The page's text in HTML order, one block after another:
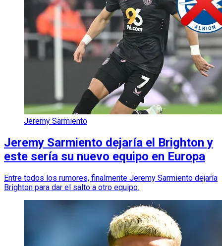
Jeremy Sarmiento
Jeremy Sarmiento dejaría el Brighton y
este sería su nuevo equipo en Europa
Entre todos los rumores, finalmente Jeremy Sarmiento dejaría
Brighton para dar el salto a otro equipo.